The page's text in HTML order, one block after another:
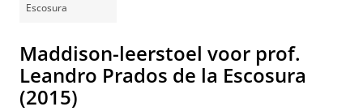
Escosura
Maddison-leerstoel voor prof.
Leandro Prados de la Escosura
(2015)